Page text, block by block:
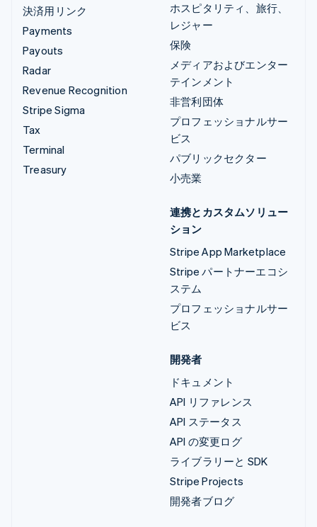
決済用リンク
Payments
Payouts
Radar
Revenue Recognition
Stripe Sigma
Tax
Terminal
Treasury
ホスピタリティ、旅行、
レジャー
保険
メディアおよびエンター
テインメント
非営利団体
プロフェッショナルサー
ビス
パブリックセクター
小売業
連携とカスタムソリュー
ション
Stripe App Marketplace
Stripe パートナーエコシ
ステム
プロフェッショナルサー
ビス
開発者
ドキュメント
API リファレンス
API ステータス
API の変更ログ
ライブラリーと SDK
Stripe Projects
開発者ブログ